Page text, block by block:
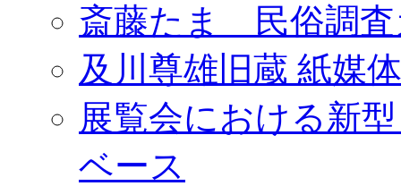
斎藤たま 民俗調査
及川尊雄旧蔵 紙媒
展覧会における新
ベース